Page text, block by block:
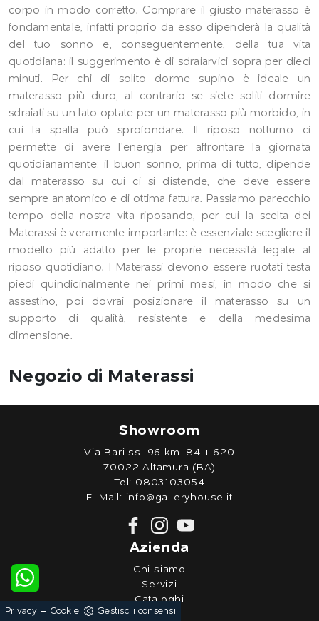
corpo in modo corretto. Comprare il giusto materasso è
fondamentale, infatti proprio da esso dipenderà la qualità
del tuo sonno e, conseguentemente, della tua vita
quotidiana: il suggerimento è di sdraiarvici sopra per dieci
minuti. Per chi di solito dorme supino è ideale un
materasso più duro, al contrario se siete soliti dormire
sdraiati su un lato optate per un materasso più morbido, in
cui la spalla può sprofondare. Il riposo notturno ci
permette di avere l'energia per affrontare la giornata
quotidianamente: il buon sonno, prima di tutto, dipende
dal materasso su cui ci si distende, che deve essere
sempre anatomico e di ottima fattura. Passiamo parecchio
tempo della nostra vita riposando, per cui la scelta dei
Materassi è veramente importante: è essenziale scegliere il
modello più adatto per le proprie necessità legate al
riposo quotidiano. I Materassi devono essere ruotati testa
piedi quindicinalmente nei primi mesi, in modo che si
assestino, poi dovrai posizionare il materasso su un
supporto di qualità, resistente e della medesima
dimensione.
Negozio di Materassi
Showroom
Via Bari ss. 96 km. 84 + 620
70022 Altamura (BA)
Tel: 0803103054
E-Mail: info@galleryhouse.it
Azienda
Chi siamo
Servizi
Cataloghi
Partner
Privacy- Cookie Gestisci i consensi